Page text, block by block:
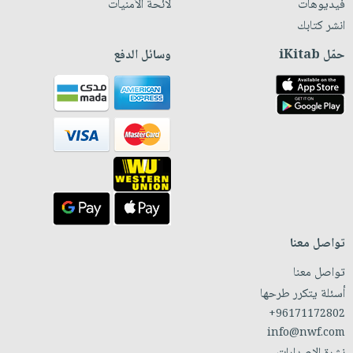
فيديوهات
انشر كتابك
لائحة الأمنيات
حمّل iKitab وسائل الدفع
تواصل معنا
تواصل معنا
أسئلة يتكرر طرحها
+96171172802
info@nwf.com